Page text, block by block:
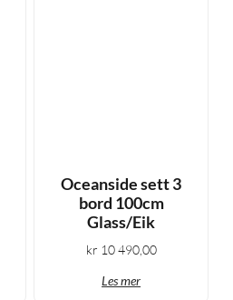
Oceanside sett 3
bord 100cm
Glass/Eik
kr 10 490,00
Les mer